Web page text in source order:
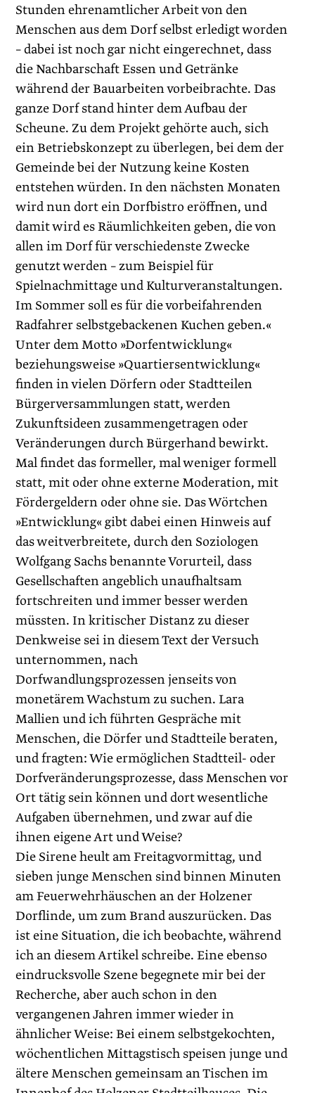
Stunden ehrenamtlicher Arbeit von den
Menschen aus dem Dorf selbst erledigt worden
– dabei ist noch gar nicht eingerechnet, dass
die Nachbarschaft Essen und Getränke
während der Bauarbeiten vorbeibrachte. Das
ganze Dorf stand hinter dem Aufbau der
Scheune. Zu dem Projekt gehörte auch, sich
ein Betriebskonzept zu überlegen, bei dem der
Gemeinde bei der Nutzung keine Kosten
entstehen würden. In den nächsten Monaten
wird nun dort ein Dorfbistro eröffnen, und
damit wird es Räumlichkeiten geben, die von
allen im Dorf für verschiedenste Zwecke
genutzt werden – zum Beispiel für
Spielnachmittage und Kulturveranstaltungen.
Im Sommer soll es für die vorbeifahrenden
Radfahrer selbstgebackenen Kuchen geben.«
Unter dem Motto »Dorfentwicklung«
beziehungsweise »Quartiersentwicklung«
finden in vielen Dörfern oder Stadtteilen
Bürgerversammlungen statt, werden
Zukunftsideen zusammengetragen oder
Veränderungen durch Bürgerhand bewirkt.
Mal findet das formeller, mal weniger formell
statt, mit oder ohne externe Moderation, mit
Fördergeldern oder ohne sie. Das Wörtchen
»Entwicklung« gibt dabei einen Hinweis auf
das weitverbreitete, durch den Soziologen
Wolfgang Sachs benannte Vorurteil, dass
Gesellschaften angeblich unaufhaltsam
fortschreiten und immer besser werden
müssten. In kritischer Distanz zu dieser
Denkweise sei in diesem Text der Versuch
unternommen, nach
Dorfwandlungsprozessen jenseits von
monetärem Wachstum zu suchen. Lara
Mallien und ich führten Gespräche mit
Menschen, die Dörfer und Stadtteile beraten,
und fragten: Wie ermöglichen Stadtteil- oder
Dorfveränderungsprozesse, dass Menschen vor
Ort tätig sein können und dort wesentliche
Aufgaben übernehmen, und zwar auf die
ihnen eigene Art und Weise?
Die Sirene heult am Freitagvormittag, und
sieben junge Menschen sind binnen Minuten
am Feuerwehrhäuschen an der Holzener
Dorflinde, um zum Brand auszurücken. Das
ist eine Situation, die ich beobachte, während
ich an diesem Artikel schreibe. Eine ebenso
eindrucksvolle Szene begegnete mir bei der
Recherche, aber auch schon in den
vergangenen Jahren immer wieder in
ähnlicher Weise: Bei einem selbstgekochten,
wöchentlichen Mittagstisch speisen junge und
ältere Menschen gemeinsam an Tischen im